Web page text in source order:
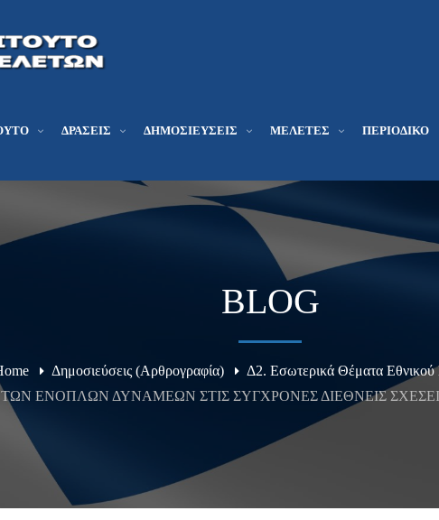
ΔΡΆΣΕΙΣ ΔΗΜΟΣΙΕΎΣΕΙΣ ΜΕΛΕΤΕΣ ΠΕΡΙΟΔΙΚΌ
BLOG
Δημοσιεύσεις (Αρθρογραφία)
Δ2. Εσωτερικά Θέματα Εθνικού
ΕΝΟΠΛΩΝ ΔΥΝΑΜΕΩΝ ΣΤΙΣ ΣΥΓΧΡΟΝΕΣ ΔΙΕΘΝΕΙΣ ΣΧΕΣΕΙΣ